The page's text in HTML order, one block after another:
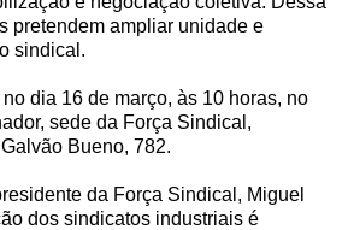
pretendem ampliar unidade e
sindical.
dia 16 de março, às 10 horas, no
sede da Força Sindical,
Bueno, 782.
da Força Sindical, Miguel
dos sindicatos industriais é